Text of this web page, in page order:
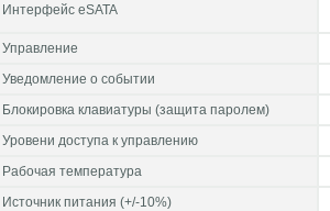
Интерфейс eSATA
Управление
Уведомление о событии
Блокировка клавиатуры (защита паролем)
Уровени доступа к управлению
Рабочая температура
Источник питания (+/-10%)